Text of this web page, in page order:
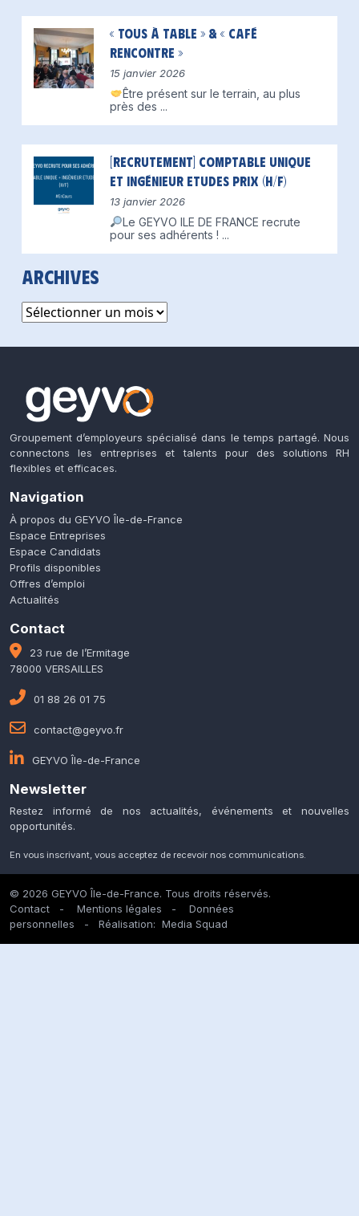
« Tous à table » & « Café
Rencontre »
15 janvier 2026
Être présent sur le terrain, au plus
près des ...
[Recrutement] Comptable unique
et Ingénieur Etudes Prix (H/F)
13 janvier 2026
Le GEYVO ILE DE FRANCE recrute
pour ses adhérents ! ...
Archives
Archives
Groupement d’employeurs spécialisé dans le temps partagé. Nous
connectons les entreprises et talents pour des solutions RH
flexibles et efficaces.
Navigation
À propos du GEYVO Île-de-France
Espace Entreprises
Espace Candidats
Profils disponibles
Offres d’emploi
Actualités
Contact
23 rue de l’Ermitage
78000 VERSAILLES
01 88 26 01 75
contact@geyvo.fr
GEYVO Île-de-France
Newsletter
Restez informé de nos actualités, événements et nouvelles
opportunités.
En vous inscrivant, vous acceptez de recevoir nos communications.
© 2026 GEYVO Île-de-France. Tous droits réservés.
Contact - Mentions légales - Données
personnelles - Réalisation: Media Squad